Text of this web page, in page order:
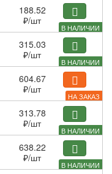
В НАЛИЧИИ
188.52
₽/шт
В НАЛИЧИИ
315.03
₽/шт
НА ЗАКАЗ
604.67
₽/шт
В НАЛИЧИИ
313.78
₽/шт
В НАЛИЧИИ
638.22
₽/шт